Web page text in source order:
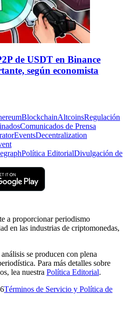
de USDT en Binance
según economista
BlockchainAltcoinsRegulación
Comunicados de Prensa
EventsDecentralization
Política EditorialDivulgación de
a proporcionar periodismo
en las industrias de criptomonedas,
se producen con plena
Para más detalles sobre
lea nuestra Política Editorial.
Términos de Servicio y Política de